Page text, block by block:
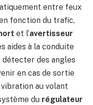
entre feux
fonction du trafic,
et l’avertisseur
aides à la conduite
des angles
en cas de sortie
au volant
du régulateur